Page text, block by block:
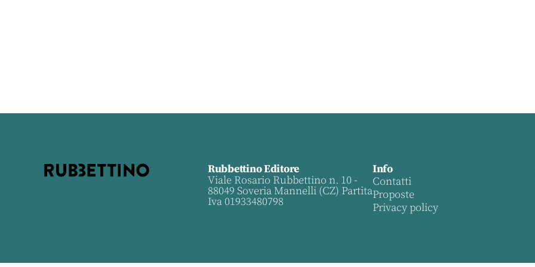
Rubbettino Editore
Viale Rosario Rubbettino n. 10 -
88049 Soveria Mannelli (CZ) Partita
Iva 01933480798
Info
Contatti
Proposte
Privacy policy